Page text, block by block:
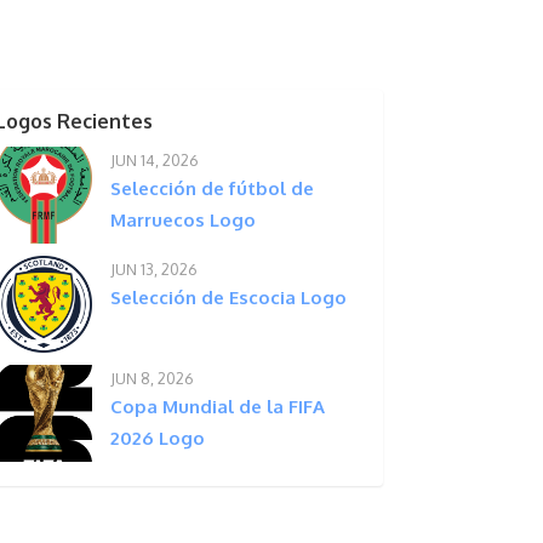
Recientes
JUN 14, 2026
Selección de fútbol de
Marruecos Logo
JUN 13, 2026
Selección de Escocia Logo
JUN 8, 2026
Copa Mundial de la FIFA
2026 Logo